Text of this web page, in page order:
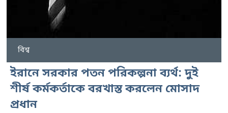
বিশ্ব
ইরানে সরকার পতন পরিকল্পনা ব্যর্থ: দুই
শীর্ষ কর্মকর্তাকে বরখাস্ত করলেন মোসাদ
প্রধান